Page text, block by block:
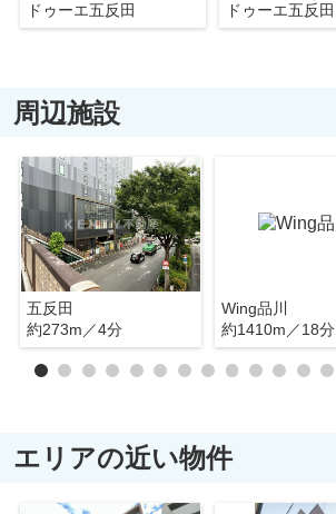
ドゥーエ五反田 ドゥーエ五反田
周辺施設
五反田
約273m／4分
Wing品川
約1410m／18分
エリアの近い物件